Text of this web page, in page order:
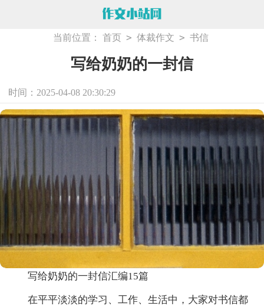
当前位置： 首页 > 体裁作文 > 书信
写给奶奶的一封信
时间：2025-04-08 20:30:29
写给奶奶的一封信汇编15篇
在平平淡淡的学习、工作、生活中，大家对书信都